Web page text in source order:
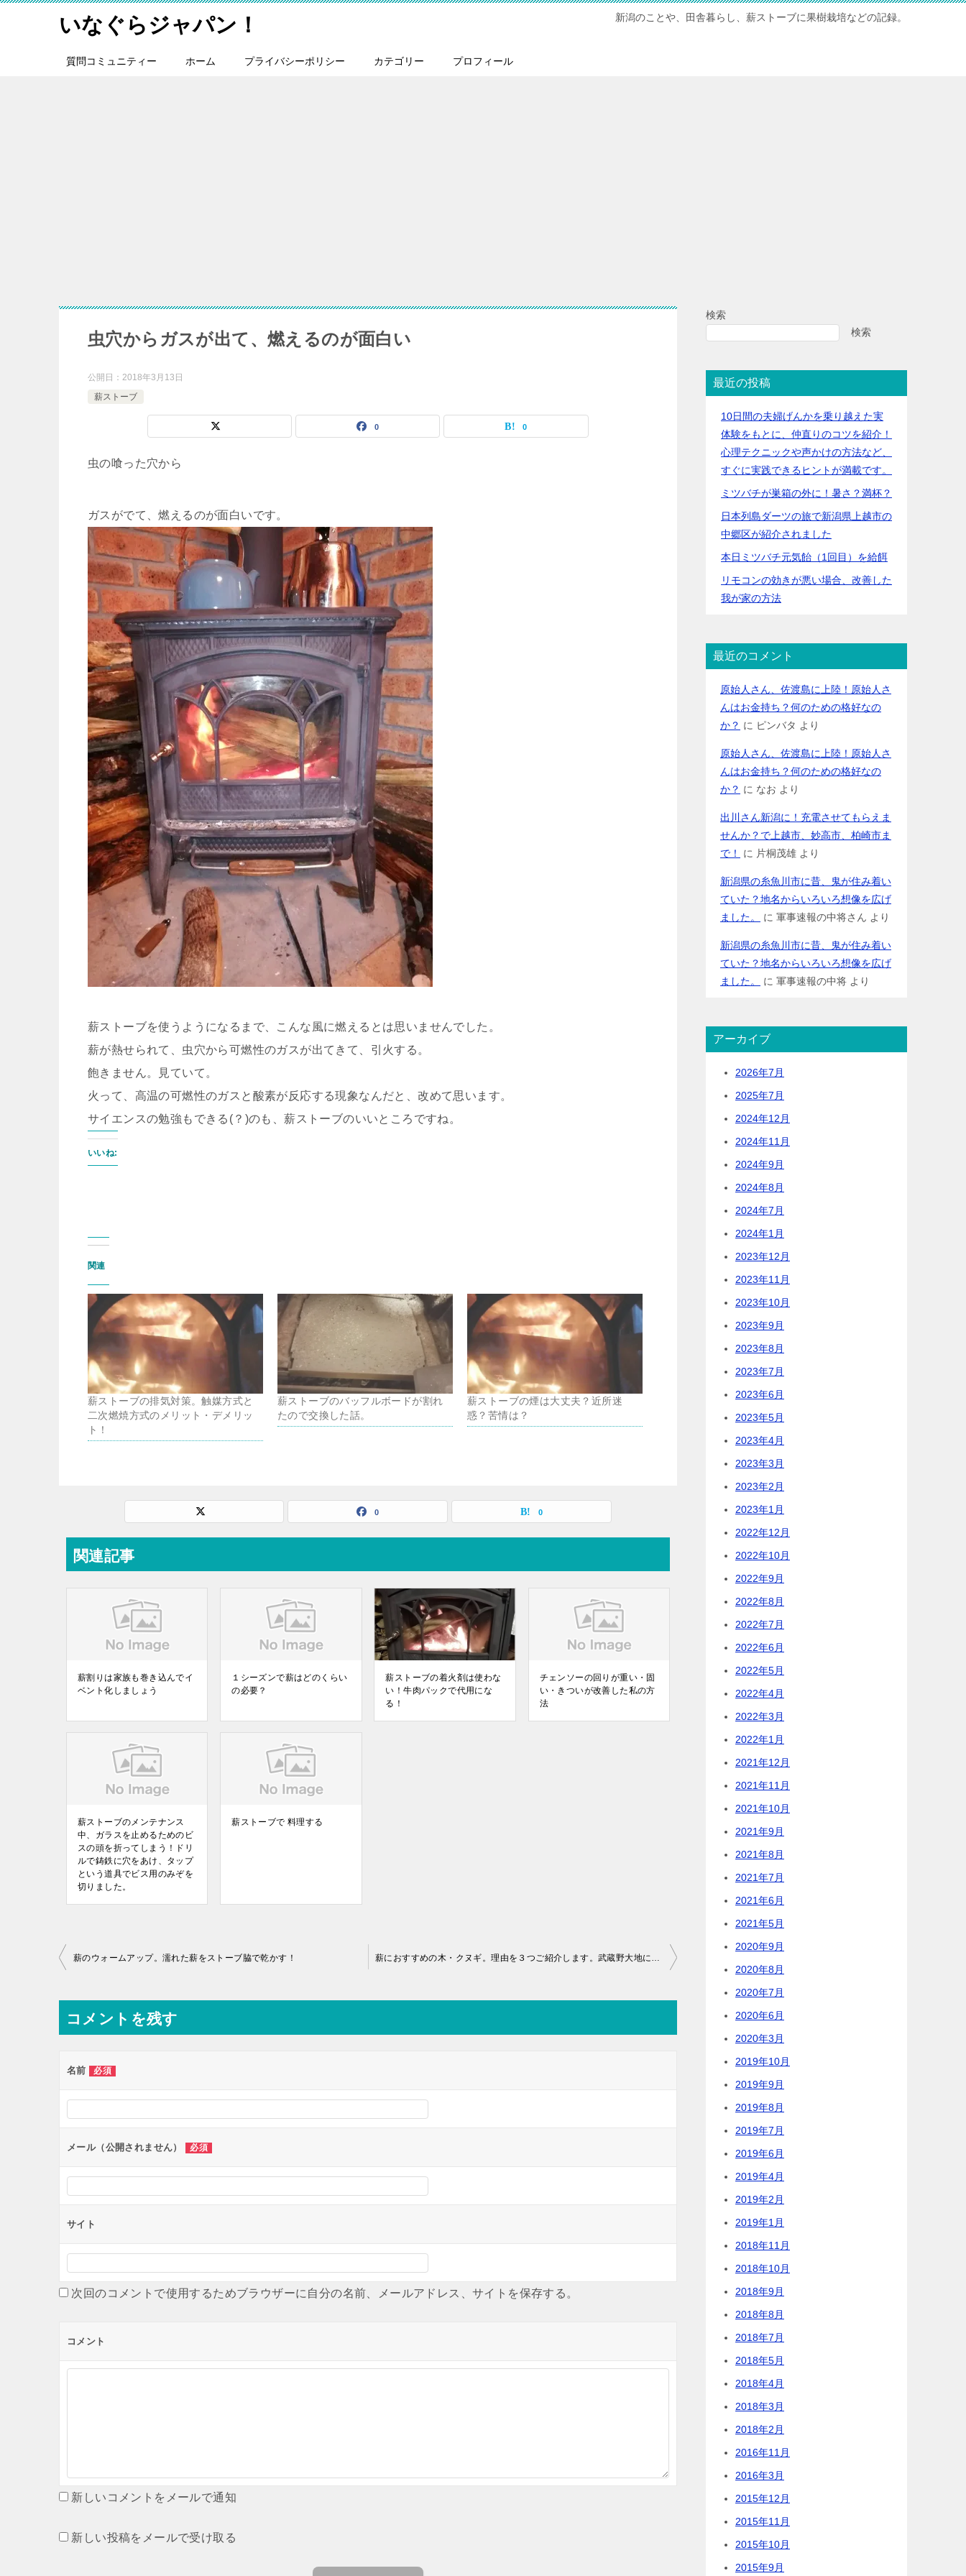
いなぐらジャパン！ 新潟のことや、田舎暮らし、薪ストーブに果樹栽培などの記録。
質問コミュニティー ホーム プライバシーポリシー カテゴリー プロフィール
虫穴からガスが出て、燃えるのが面白い
公開日： 2018年3月13日
薪ストーブ
0 0
虫の喰った穴から
ガスがでて、燃えるのが面白いです。
薪ストーブを使うようになるまで、こんな風に燃えるとは思いませんでした。
薪が熱せられて、虫穴から可燃性のガスが出てきて、引火する。
飽きません。見ていて。
火って、高温の可燃性のガスと酸素が反応する現象なんだと、改めて思います。
サイエンスの勉強もできる(？)のも、薪ストーブのいいところですね。
いいね:
関連
薪ストーブの排気対策。触媒方式と
二次燃焼方式のメリット・デメリッ
ト！
薪ストーブのバッフルボードが割れ
たので交換した話。
薪ストーブの煙は大丈夫？近所迷
惑？苦情は？
0 0
関連記事
薪割りは家族も巻き込んでイ
ベント化しましょう
１シーズンで薪はどのくらい
の必要？
薪ストーブの着火剤は使わな
い！牛肉パックで代用にな
る！
チェンソーの回りが重い・固
い・きついが改善した私の方
法
薪ストーブのメンテナンス
中、ガラスを止めるためのビ
スの頭を折ってしまう！ドリ
ルで鋳鉄に穴をあけ、タップ
という道具でビス用のみぞを
切りました。
薪ストーブで 料理する
薪のウォームアップ。濡れた薪をストーブ脇で乾かす！ 薪におすすめの木・クヌギ。理由を３つご紹介します。武蔵野大地にたくさんはえていた！
コメントを残す
名前 必須
メール（公開されません） 必須
サイト
次回のコメントで使用するためブラウザーに自分の名前、メールアドレス、サイトを保存する。
コメント
新しいコメントをメールで通知
新しい投稿をメールで受け取る
検索
検索
最近の投稿
10日間の夫婦げんかを乗り越えた実
体験をもとに、仲直りのコツを紹介！
心理テクニックや声かけの方法など、
すぐに実践できるヒントが満載です。
ミツバチが巣箱の外に！暑さ？満杯？
日本列島ダーツの旅で新潟県上越市の
中郷区が紹介されました
本日ミツバチ元気飴（1回目）を給餌
リモコンの効きが悪い場合、改善した
我が家の方法
最近のコメント
原始人さん、佐渡島に上陸！原始人さ
んはお金持ち？何のための格好なの
か？ に ピンバタ より
原始人さん、佐渡島に上陸！原始人さ
んはお金持ち？何のための格好なの
か？ に なお より
出川さん新潟に！充電させてもらえま
せんか？で上越市、妙高市、柏崎市ま
で！
に 片桐茂雄 より
新潟県の糸魚川市に昔、鬼が住み着い
ていた？地名からいろいろ想像を広げ
ました。
に 軍事速報の中将さん より
新潟県の糸魚川市に昔、鬼が住み着い
ていた？地名からいろいろ想像を広げ
ました。
に 軍事速報の中将 より
アーカイブ
2026年7月
2025年7月
2024年12月
2024年11月
2024年9月
2024年8月
2024年7月
2024年1月
2023年12月
2023年11月
2023年10月
2023年9月
2023年8月
2023年7月
2023年6月
2023年5月
2023年4月
2023年3月
2023年2月
2023年1月
2022年12月
2022年10月
2022年9月
2022年8月
2022年7月
2022年6月
2022年5月
2022年4月
2022年3月
2022年1月
2021年12月
2021年11月
2021年10月
2021年9月
2021年8月
2021年7月
2021年6月
2021年5月
2020年9月
2020年8月
2020年7月
2020年6月
2020年3月
2019年10月
2019年9月
2019年8月
2019年7月
2019年6月
2019年4月
2019年2月
2019年1月
2018年11月
2018年10月
2018年9月
2018年8月
2018年7月
2018年5月
2018年4月
2018年3月
2018年2月
2016年11月
2016年3月
2015年12月
2015年11月
2015年10月
2015年9月